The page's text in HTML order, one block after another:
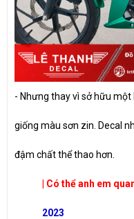
- Nhưng thay vì sở hữu
giống màu sơn zin. Decal
đậm chất thể thao hơn.
| Có thể anh em
2023